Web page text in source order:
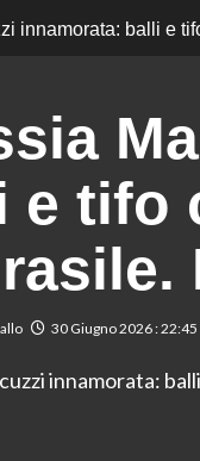
innamorata: balli e
e tifo
30 Giugno 2026 : 22:45